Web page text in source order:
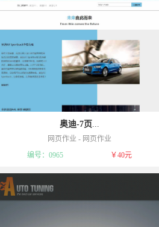
奥迪-7页...
网页作业 - 网页作业
模板属于可复制品，一经售出不予退货，敬请谅解！
编号：0965 ￥40元